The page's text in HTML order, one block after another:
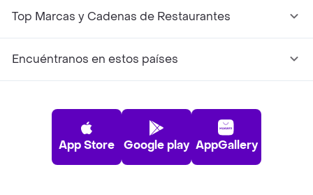
Top Marcas y Cadenas de Restaurantes
Encuéntranos en estos países
App Store Google play AppGallery